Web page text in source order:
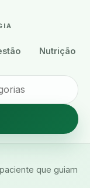
Nutrição
que guiam